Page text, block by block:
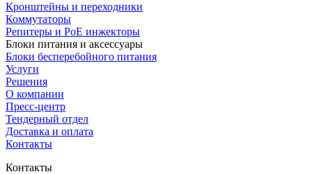
Кронштейны и переходники
Коммутаторы
Репитеры и PoE инжекторы
Блоки питания и аксессуары
Блоки бесперебойного питания
Услуги
Решения
О компании
Пресс-центр
Тендерный отдел
Доставка и оплата
Контакты
Контакты